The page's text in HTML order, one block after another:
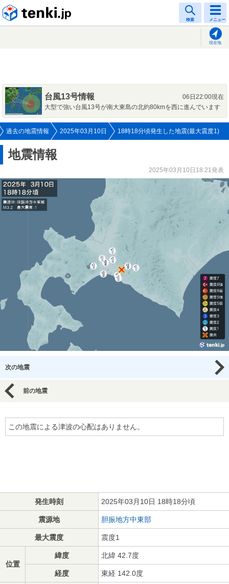
検索 メニュー
現在地
台風13号情報
06日22:00現在
大型で強い台風13号が南大東島の北約80kmを西に進んでいます
過去の地震情報 2025年03月10日 18時18分頃発生した地震(最大震度1)
地震情報
2025年03月10日18:21発表
次の地震
前の地震
この地震による津波の心配はありません。
発生時刻 2025年03月10日 18時18分頃
震源地 胆振地方中東部
最大震度 震度1
位置
緯度 北緯 42.7度
経度 東経 142.0度